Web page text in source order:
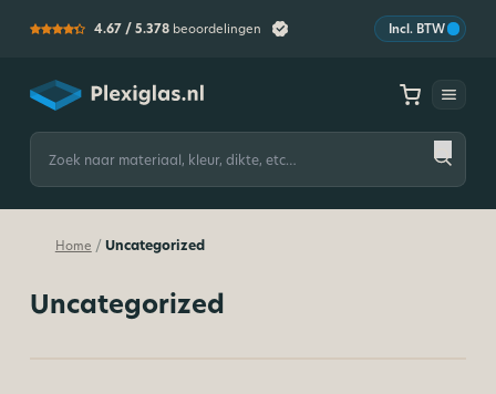
4.67 / 5.378 beoordelingen Incl. BTW
Plexiglas
Zoeken
naar:
Home / Uncategorized
Uncategorized